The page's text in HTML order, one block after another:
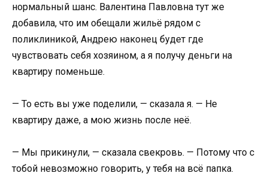
нормальный шанс. Валентина Павловна тут же
добавила, что им обещали жильё рядом с
поликлиникой, Андрею наконец будет где
чувствовать себя хозяином, а я получу деньги на
квартиру поменьше.
— То есть вы уже поделили, — сказала я. — Не
квартиру даже, а мою жизнь после неё.
— Мы прикинули, — сказала свекровь. — Потому что с
тобой невозможно говорить, у тебя на всё папка.